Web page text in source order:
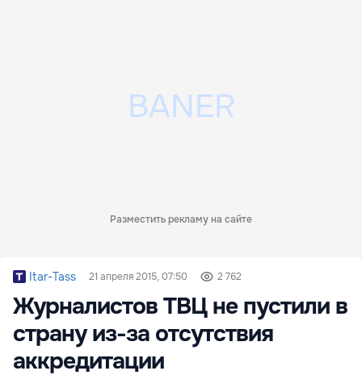
Разместить рекламу на сайте
Itar-Tass 21 апреля 2015, 07:50 2 762
Журналистов ТВЦ не пустили в
страну из-за отсутствия
аккредитации